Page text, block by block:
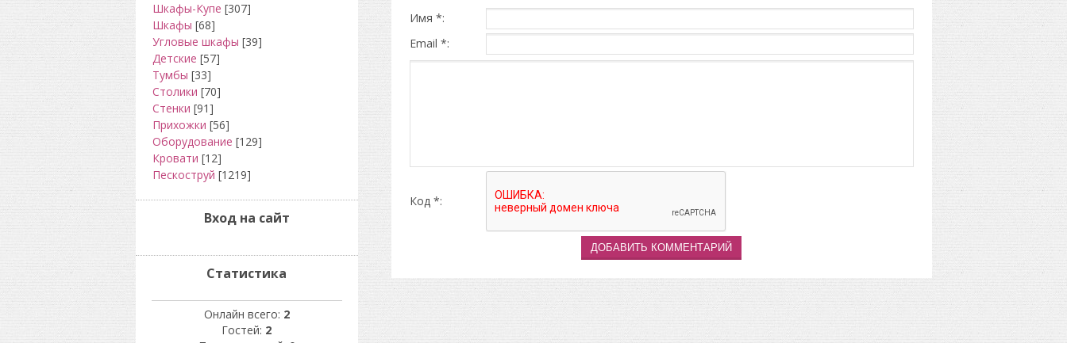
Имя *:
Email *:
Код *:
Шкафы-Купе [307]
Шкафы [68]
Угловые шкафы [39]
Детские [57]
Тумбы [33]
Столики [70]
Стенки [91]
Прихожки [56]
Оборудование [129]
Кровати [12]
Пескоструй [1219]
Вход на сайт
Статистика
Онлайн всего: 2
Гостей: 2